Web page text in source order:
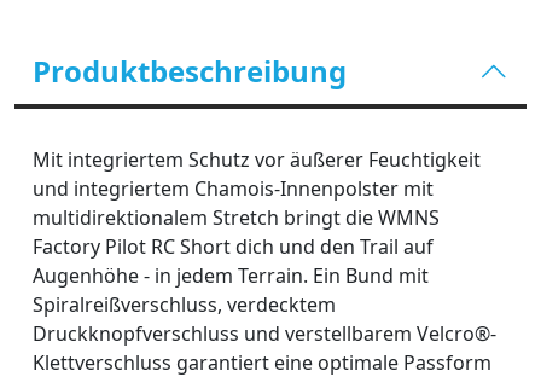
Produktbeschreibung
Mit integriertem Schutz vor äußerer Feuchtigkeit
und integriertem Chamois-Innenpolster mit
multidirektionalem Stretch bringt die WMNS
Factory Pilot RC Short dich und den Trail auf
Augenhöhe - in jedem Terrain. Ein Bund mit
Spiralreißverschluss, verdecktem
Druckknopfverschluss und verstellbarem Velcro®-
Klettverschluss garantiert eine optimale Passform